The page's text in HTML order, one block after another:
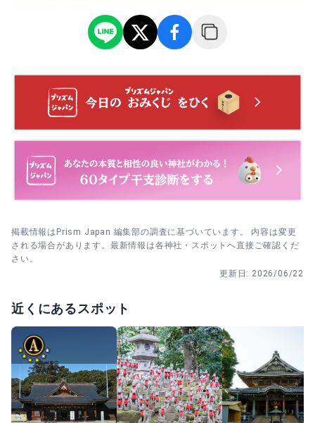
5月3日〜5日 例大祭｜中日と最終日に流鏑馬神事が行われ
る特別な時期です。にぎわいを楽しむならこの日程、落ち
れます。混雑を避けたい日は朝夕か雨天時を選ぶと、落ち
着いて参拝しやすいです。
理しながら参拝できます。
4. 5月3日〜5日の例大祭期間は混みやすいため、静かに過
ごしたいなら平日午前を選びます。祭礼を楽しみたい日
は、開始前に到着して先に参拝を済ませておくと安心で
す。
お祓いにも対応しています。客殿で受け付け、所要は約15
商売繁盛祈願は、店舗や会社、家業の発展を願うご祈祷で
す。企業やお店の成功祈願として申し込みやすく、予約不
要で受けられるのも助かります。客殿で受け付けていま
厄除祈願
厄除祈願は、厄年や節目の時期に災いを遠ざけたい人に向
安産祈願
安産祈願は、無事な出産と母子の健やかさを願うご祈祷で
立てやすい印象です。予約不要で客殿にて受け付けていま
す。
掲載情報はPrism Japan 編集部の調査に基づいています。 内容は変更
される場合があります。最新情報は各神社・スポットへ直接ご確認くだ
さい。
更新日: 2026/06/22
近くにあるスポット